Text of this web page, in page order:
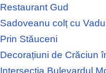
Restaurant Gud
Sadoveanu colț cu
Prin Stăuceni
Decorațiuni de Crăciun
Intersecția Bulevardul